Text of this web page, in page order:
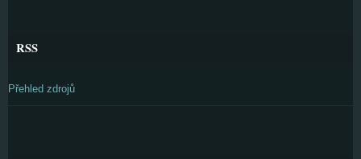
RSS
Přehled zdrojů